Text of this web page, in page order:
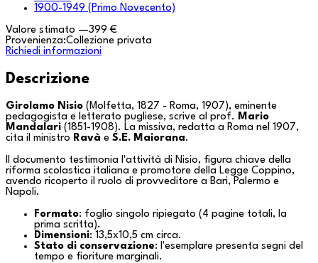
1900-1949 (Primo Novecento)
Valore stimato —399 €
Provenienza:Collezione privata
Richiedi informazioni
Descrizione
Girolamo Nisio (Molfetta, 1827 - Roma, 1907), eminente
pedagogista e letterato pugliese, scrive al prof. Mario
Mandalari (1851-1908). La missiva, redatta a Roma nel 1907,
cita il ministro Ravà e S.E. Maiorana.
Il documento testimonia l'attività di Nisio, figura chiave della
riforma scolastica italiana e promotore della Legge Coppino,
avendo ricoperto il ruolo di provveditore a Bari, Palermo e
Napoli.
Formato: foglio singolo ripiegato (4 pagine totali, la
prima scritta).
Dimensioni: 13,5x10,5 cm circa.
Stato di conservazione: l'esemplare presenta segni del
tempo e fioriture marginali.